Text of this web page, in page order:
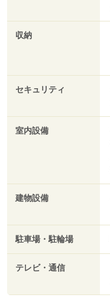
収納
セキュリティ
室内設備
建物設備
駐車場・駐輪場
テレビ・通信